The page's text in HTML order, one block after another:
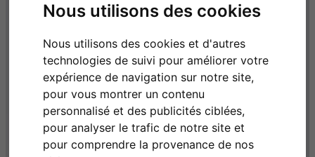
Nous utilisons des cookies
Nous utilisons des cookies et d'autres
technologies de suivi pour améliorer votre
expérience de navigation sur notre site,
pour vous montrer un contenu
personnalisé et des publicités ciblées,
pour analyser le trafic de notre site et
pour comprendre la provenance de nos